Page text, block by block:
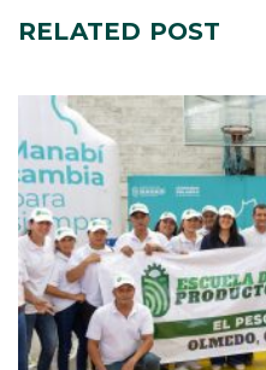
RELATED POST